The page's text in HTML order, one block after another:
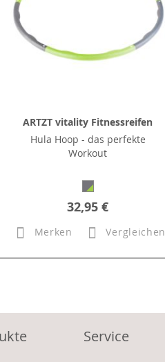
ARTZT vitality Fitnessreifen
Hula Hoop - das perfekte
Workout
32,95 €
Merken Vergleichen
Service